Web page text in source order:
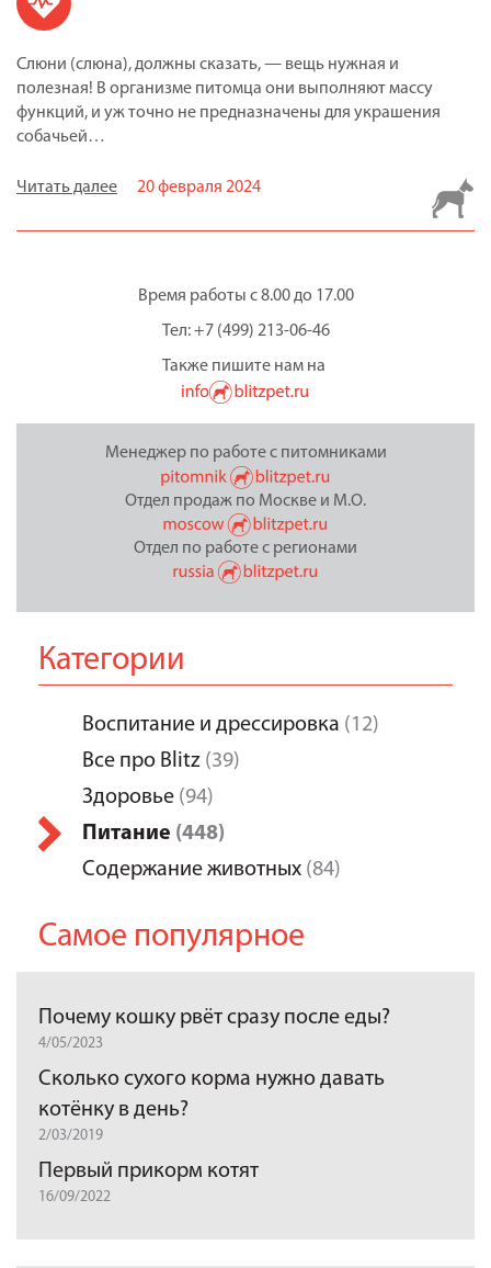
Слюни (слюна), должны сказать, — вещь нужная и
полезная! В организме питомца они выполняют массу
функций, и уж точно не предназначены для украшения
собачьей…
Читать далее 20 февраля 2024
Время работы с 8.00 до 17.00
Тел: +7 (499) 213-06-46
Также пишите нам на
Менеджер по работе с питомниками
Отдел продаж по Москве и М.О.
Отдел по работе с регионами
Категории
Воспитание и дрессировка (12)
Все про Blitz (39)
Здоровье (94)
Питание (448)
Содержание животных (84)
Самое популярное
Почему кошку рвёт сразу после еды?
4/05/2023
Сколько сухого корма нужно давать
котёнку в день?
2/03/2019
Первый прикорм котят
16/09/2022